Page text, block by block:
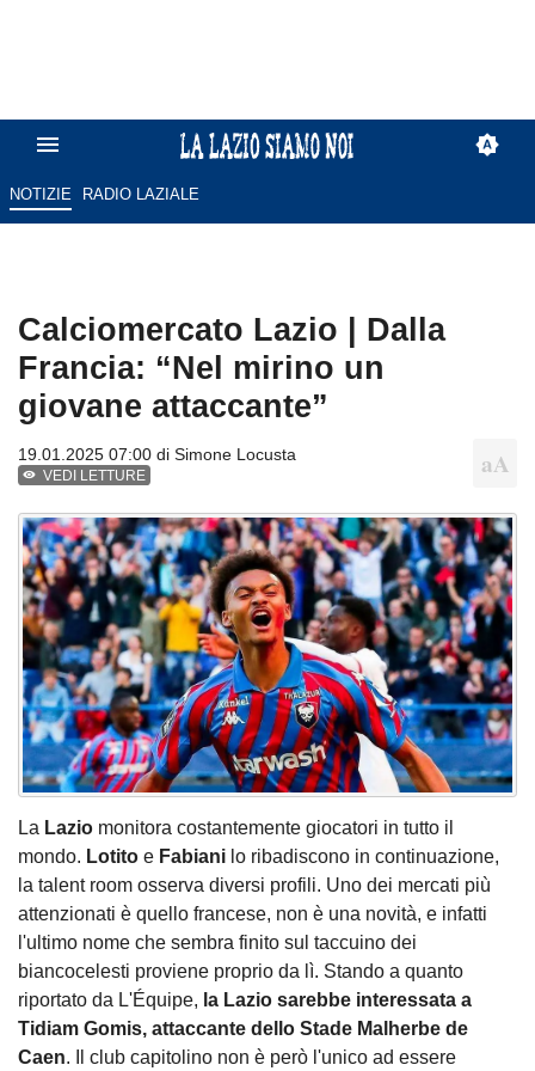
NOTIZIE RADIO LAZIALE
Calciomercato Lazio | Dalla
Francia: “Nel mirino un
giovane attaccante”
19.01.2025 07:00 di Simone Locusta
VEDI LETTURE
La Lazio monitora costantemente giocatori in tutto il
mondo. Lotito e Fabiani lo ribadiscono in continuazione,
la talent room osserva diversi profili. Uno dei mercati più
attenzionati è quello francese, non è una novità, e infatti
l'ultimo nome che sembra finito sul taccuino dei
biancocelesti proviene proprio da lì. Stando a quanto
riportato da L'Équipe, la Lazio sarebbe interessata a
Tidiam Gomis, attaccante dello Stade Malherbe de
Caen. Il club capitolino non è però l'unico ad essere